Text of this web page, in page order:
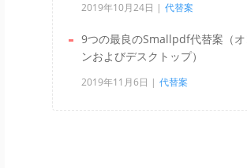
2019年10月24日 代替案
9つの最良のSmallpdf代替案（オ
ンおよびデスクトップ）
2019年11月6日 代替案